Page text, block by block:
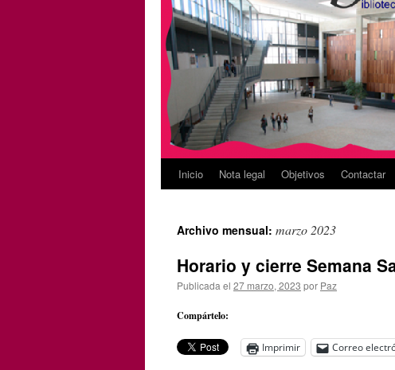
Inicio Nota legal Objetivos Contactar
Archivo mensual: marzo 2023
Horario y cierre Semana
Publicada el 27 marzo, 2023 por Paz
Compártelo:
Imprimir Correo